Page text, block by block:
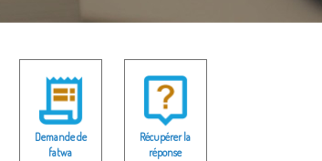
Demande de
fatwa
Récupérer la
réponse